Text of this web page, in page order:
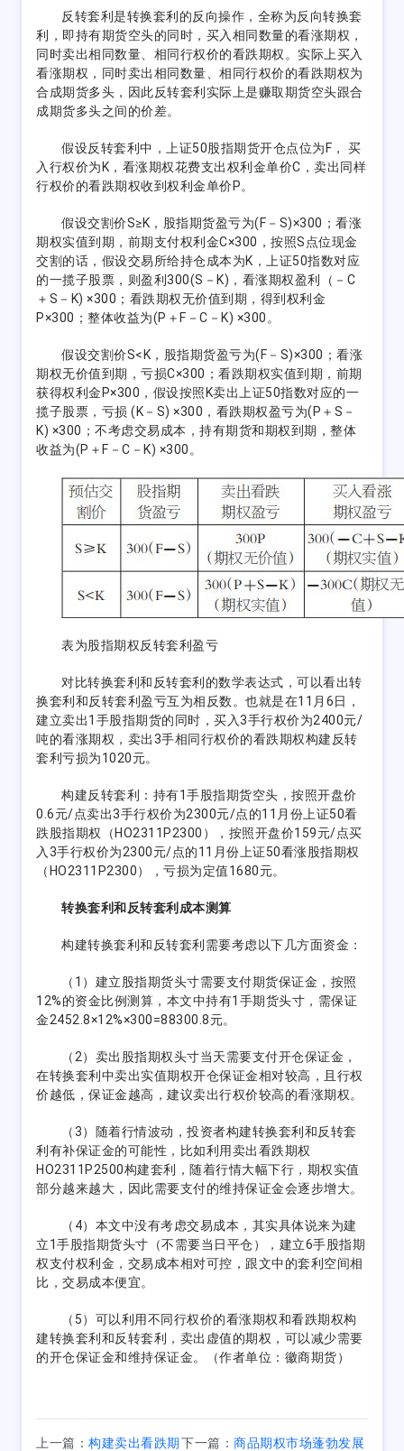
反转套利是转换套利的反向操作，全称为反向转换套
利，即持有期货空头的同时，买入相同数量的看涨期权，
同时卖出相同数量、相同行权价的看跌期权。实际上买入
看涨期权，同时卖出相同数量、相同行权价的看跌期权为
合成期货多头，因此反转套利实际上是赚取期货空头跟合
成期货多头之间的价差。
假设反转套利中，上证50股指期货开仓点位为F， 买
入行权价为K，看涨期权花费支出权利金单价C，卖出同样
行权价的看跌期权收到权利金单价P。
假设交割价S≥K，股指期货盈亏为(F－S)×300；看涨
期权实值到期，前期支付权利金C×300，按照S点位现金
交割的话，假设交易所给持仓成本为K，上证50指数对应
的一揽子股票，则盈利300(S－K)，看涨期权盈利（－C
＋S－K) ×300；看跌期权无价值到期，得到权利金
P×300；整体收益为(P＋F－C－K) ×300。
假设交割价S<K，股指期货盈亏为(F－S)×300；看涨
期权无价值到期，亏损C×300；看跌期权实值到期，前期
获得权利金P×300，假设按照K卖出上证50指数对应的一
揽子股票，亏损 (K－S) ×300，看跌期权盈亏为(P＋S－
K) ×300；不考虑交易成本，持有期货和期权到期，整体
收益为(P＋F－C－K) ×300。
表为股指期权反转套利盈亏
对比转换套利和反转套利的数学表达式，可以看出转
换套利和反转套利盈亏互为相反数。也就是在11月6日，
建立卖出1手股指期货的同时，买入3手行权价为2400元/
吨的看涨期权，卖出3手相同行权价的看跌期权构建反转
套利亏损为1020元。
构建反转套利：持有1手股指期货空头，按照开盘价
0.6元/点卖出3手行权价为2300元/点的11月份上证50看
跌股指期权（HO2311P2300），按照开盘价159元/点买
入3手行权价为2300元/点的11月份上证50看涨股指期权
（HO2311P2300），亏损为定值1680元。
转换套利和反转套利成本测算
构建转换套利和反转套利需要考虑以下几方面资金：
（1）建立股指期货头寸需要支付期货保证金，按照
12%的资金比例测算，本文中持有1手期货头寸，需保证
金2452.8×12%×300=88300.8元。
（2）卖出股指期权头寸当天需要支付开仓保证金，
在转换套利中卖出实值期权开仓保证金相对较高，且行权
价越低，保证金越高，建议卖出行权价较高的看涨期权。
（3）随着行情波动，投资者构建转换套利和反转套
利有补保证金的可能性，比如利用卖出看跌期权
HO2311P2500构建套利，随着行情大幅下行，期权实值
部分越来越大，因此需要支付的维持保证金会逐步增大。
（4）本文中没有考虑交易成本，其实具体说来为建
立1手股指期货头寸（不需要当日平仓），建立6手股指期
权支付权利金，交易成本相对可控，跟文中的套利空间相
比，交易成本便宜。
（5）可以利用不同行权价的看涨期权和看跌期权构
建转换套利和反转套利，卖出虚值的期权，可以减少需要
的开仓保证金和维持保证金。（作者单位：徽商期货）
上一篇： 构建卖出看跌期下一篇： 商品期权市场蓬勃发展